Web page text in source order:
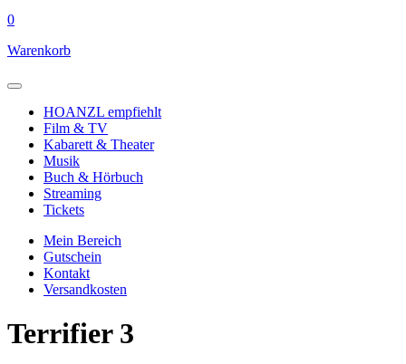
0
Warenkorb
HOANZL empfiehlt
Film & TV
Kabarett & Theater
Musik
Buch & Hörbuch
Streaming
Tickets
Mein Bereich
Gutschein
Kontakt
Versandkosten
Terrifier 3